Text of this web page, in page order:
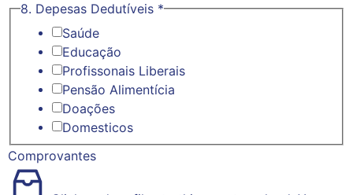
8. Depesas Dedutíveis *
Saúde
Educação
Profissonais Liberais
Pensão Alimentícia
Doações
Domesticos
Comprovantes